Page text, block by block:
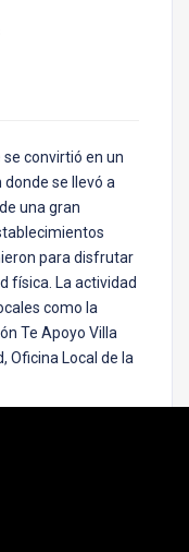
se convirtió en un
se llevó a
una gran
para disfrutar
física. La actividad
como la
Te Apoyo Villa
Oficina Local de la